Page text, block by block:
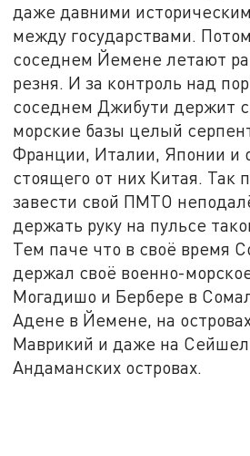
даже давними
между государствами.
соседнем Йемене летают
резня. И за контроль над
соседнем Джибути держит
морские базы целый
Франции, Италии, Японии и
стоящего от них Китая. Так
завести свой ПМТО
держать руку на пульсе
Тем паче что в своё время
держал своё военно-
Могадишо и Бербере в
Адене в Йемене, на
Маврикий и даже на
Андаманских островах.